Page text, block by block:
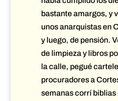
bastante amargos, y
unos anarquistas en
y luego, de pensión.
de limpieza y libros
la calle, pegué
procuradores a
semanas corrí biblias